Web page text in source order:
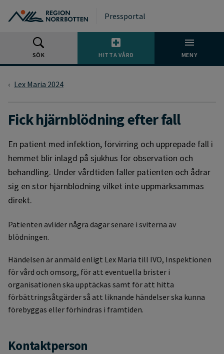
Pressportal
SÖK HITTA VÅRD MENY
Lex Maria 2024
Fick hjärnblödning efter fall
En patient med infektion, förvirring och upprepade fall i
hemmet blir inlagd på sjukhus för observation och
behandling. Under vårdtiden faller patienten och ådrar
sig en stor hjärnblödning vilket inte uppmärksammas
direkt.
Patienten avlider några dagar senare i sviterna av
blödningen.
Händelsen är anmäld enligt Lex Maria till IVO, Inspektionen
för vård och omsorg, för att eventuella brister i
organisationen ska upptäckas samt för att hitta
förbättringsåtgärder så att liknande händelser ska kunna
förebyggas eller förhindras i framtiden.
Kontaktperson